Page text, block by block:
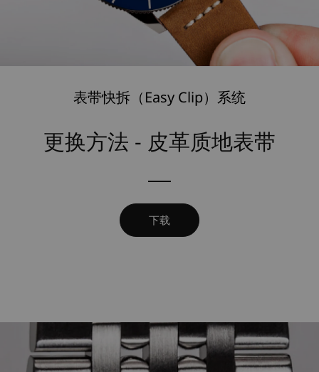
表带快拆（Easy Clip）系统
更换方法 - 皮革质地表带
下载